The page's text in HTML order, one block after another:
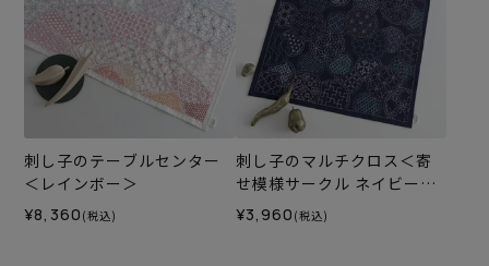
刺し子のテーブルセンター
＜レインボー＞
¥8,360 (税込)
刺し子のマルチクロス＜寄
せ模様サークル ネイビー＞
（刺し子糸なし）
¥3,960 (税込)